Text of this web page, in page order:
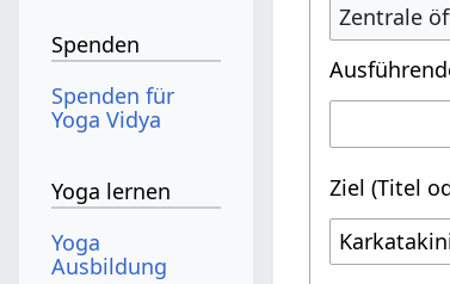
Zentrale
Ziel (Titel
Spenden
Spenden für
Yoga Vidya
Yoga lernen
Yoga
Ausbildung